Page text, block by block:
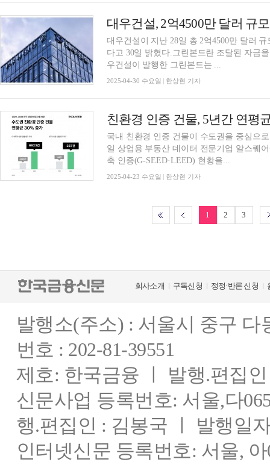
대우건설, 2억4500만 달러 규
대우건설이 지난 28일 총 2억4500만 달러
다고 30일 밝혔다.그린본드란 조달된 자금
우건설이 발행한 그린본드는 ...
2025-04-30 수요일 | 한상현 기자
친환경 인증 건물, 5년간 연평
국내 친환경 인증 건물이 수도권을 중심으
일 상업용 부동산 데이터 전문기업 알스퀘
축 인증(G-SEED·LEED) 현황을...
2025-04-23 수요일 | 한상현 기자
1 2 3
회사소개 구독신청 정정·반론 신청
발행소(주소) : 서울시 중구
번호 : 202-81-39551
제호: 한국금융 ㅣ 발행.편집
신문사업 등록번호: 서울,다
행.편집인 : 김봉국 ㅣ 발행일
인터넷신문 등록번호: 서울,